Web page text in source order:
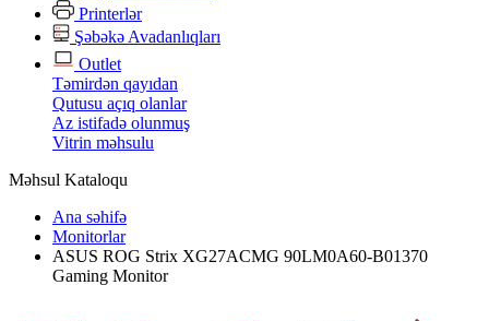
Printerlər
Şəbəkə Avadanlıqları
Outlet
Təmirdən qayıdan
Qutusu açıq olanlar
Az istifadə olunmuş
Vitrin məhsulu
Məhsul Kataloqu
Ana səhifə
Monitorlar
ASUS ROG Strix XG27ACMG 90LM0A60-B01370
Gaming Monitor